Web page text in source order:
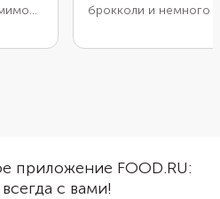
брокколи и немного
вкуснее. Мелко
подать завтрак на
приложение FOOD.RU:
с вами!